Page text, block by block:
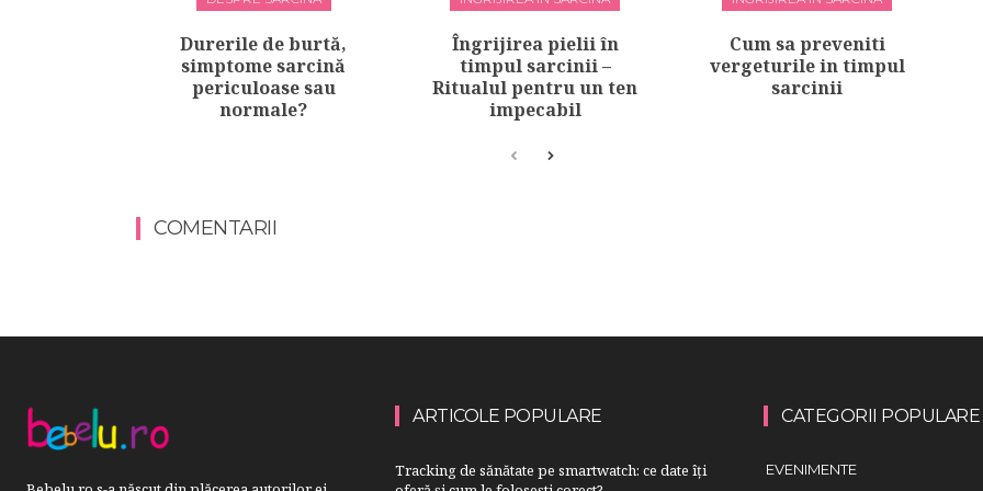
Durerile de burtă,
simptome sarcină
periculoase sau
normale?
Îngrijirea pielii în
timpul sarcinii –
Ritualul pentru un ten
impecabil
Cum sa preveniti
vergeturile in timpul
sarcinii
COMENTARII
ARTICOLE POPULARE
Tracking de sănătate pe smartwatch: ce date îți
CATEGORII POPULARE
EVENIMENTE